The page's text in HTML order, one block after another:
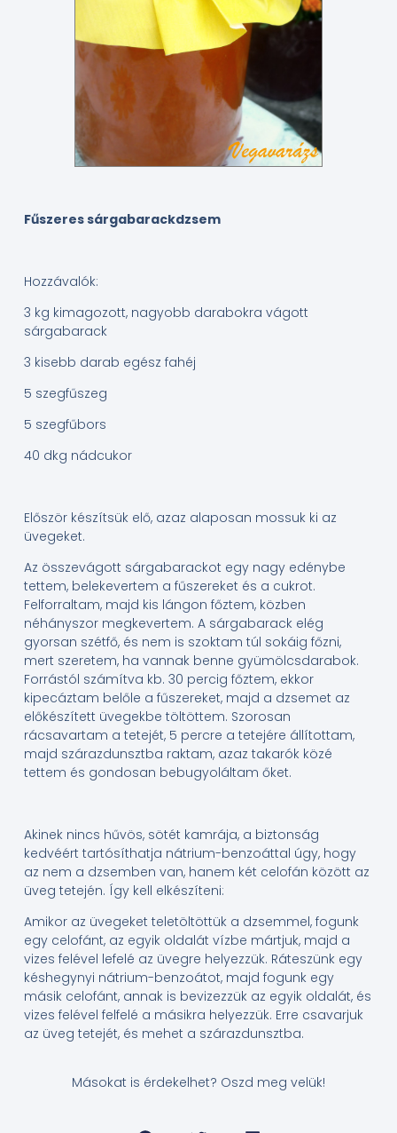
Fűszeres sárgabarackdzsem
Hozzávalók:
3 kg kimagozott, nagyobb darabokra vágott
sárgabarack
3 kisebb darab egész fahéj
5 szegfűszeg
5 szegfűbors
40 dkg nádcukor
Először készítsük elő, azaz alaposan mossuk ki az
üvegeket.
Az összevágott sárgabarackot egy nagy edénybe
tettem, belekevertem a fűszereket és a cukrot.
Felforraltam, majd kis lángon főztem, közben
néhányszor megkevertem. A sárgabarack elég
gyorsan szétfő, és nem is szoktam túl sokáig főzni,
mert szeretem, ha vannak benne gyümölcsdarabok.
Forrástól számítva kb. 30 percig főztem, ekkor
kipecáztam belőle a fűszereket, majd a dzsemet az
előkészített üvegekbe töltöttem. Szorosan
rácsavartam a tetejét, 5 percre a tetejére állítottam,
majd szárazdunsztba raktam, azaz takarók közé
tettem és gondosan bebugyoláltam őket.
Akinek nincs hűvös, sötét kamrája, a biztonság
kedvéért tartósíthatja nátrium-benzoáttal úgy, hogy
az nem a dzsemben van, hanem két celofán között az
üveg tetején. Így kell elkészíteni:
Amikor az üvegeket teletöltöttük a dzsemmel, fogunk
egy celofánt, az egyik oldalát vízbe mártjuk, majd a
vizes felével lefelé az üvegre helyezzük. Ráteszünk egy
késhegynyi nátrium-benzoátot, majd fogunk egy
másik celofánt, annak is bevizezzük az egyik oldalát, és
vizes felével felfelé a másikra helyezzük. Erre csavarjuk
az üveg tetejét, és mehet a szárazdunsztba.
Másokat is érdekelhet? Oszd meg velük!